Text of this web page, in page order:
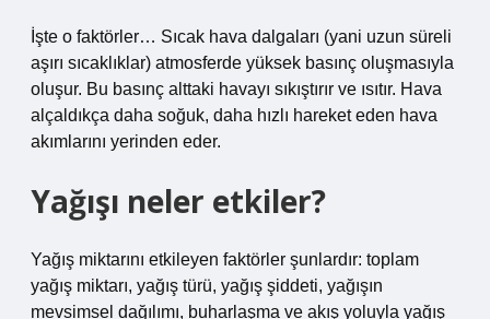
İşte o faktörler… Sıcak hava dalgaları (yani uzun süreli
aşırı sıcaklıklar) atmosferde yüksek basınç oluşmasıyla
oluşur. Bu basınç alttaki havayı sıkıştırır ve ısıtır. Hava
alçaldıkça daha soğuk, daha hızlı hareket eden hava
akımlarını yerinden eder.
Yağışı neler etkiler?
Yağış miktarını etkileyen faktörler şunlardır: toplam
yağış miktarı, yağış türü, yağış şiddeti, yağışın
mevsimsel dağılımı, buharlaşma ve akış yoluyla yağış